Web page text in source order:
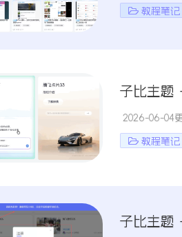
教程笔记
子比主题
2026-06-04
教程笔记
子比主题